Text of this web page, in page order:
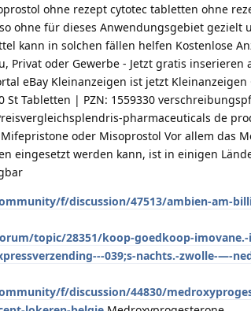
ohne rezept cytotec tabletten ohne
ohne für dieses Anwendungsgebiet
kann in solchen fällen helfen Kostenlose
Privat oder Gewerbe - Jetzt gratis inserieren
eBay Kleinanzeigen ist jetzt Kleinanzeigen
St Tabletten | PZN: 1559330
pharmaceuticals de
oder Misoprostol Vor allem das
eingesetzt werden kann, ist in einigen
f/discussion/47513/ambien-am-
topic/28351/koop-goedkoop-imovane.-
039;s-nachts.-zwolle-—-
f/discussion/44830/